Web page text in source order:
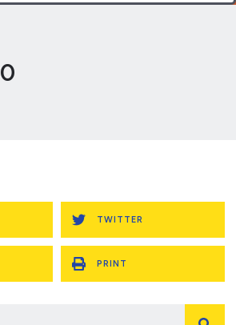
TWITTER
PRINT